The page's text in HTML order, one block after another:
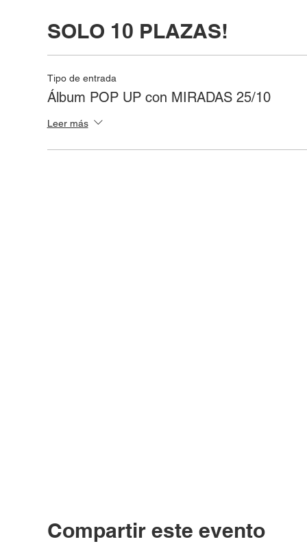
SOLO 10 PLAZAS!
Tipo de entrada
Álbum POP UP con MIRADAS 25/10
Leer más
Compartir este evento